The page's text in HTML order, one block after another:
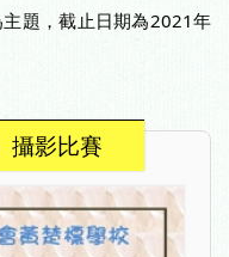
題，截止日期為2021年
攝影比賽